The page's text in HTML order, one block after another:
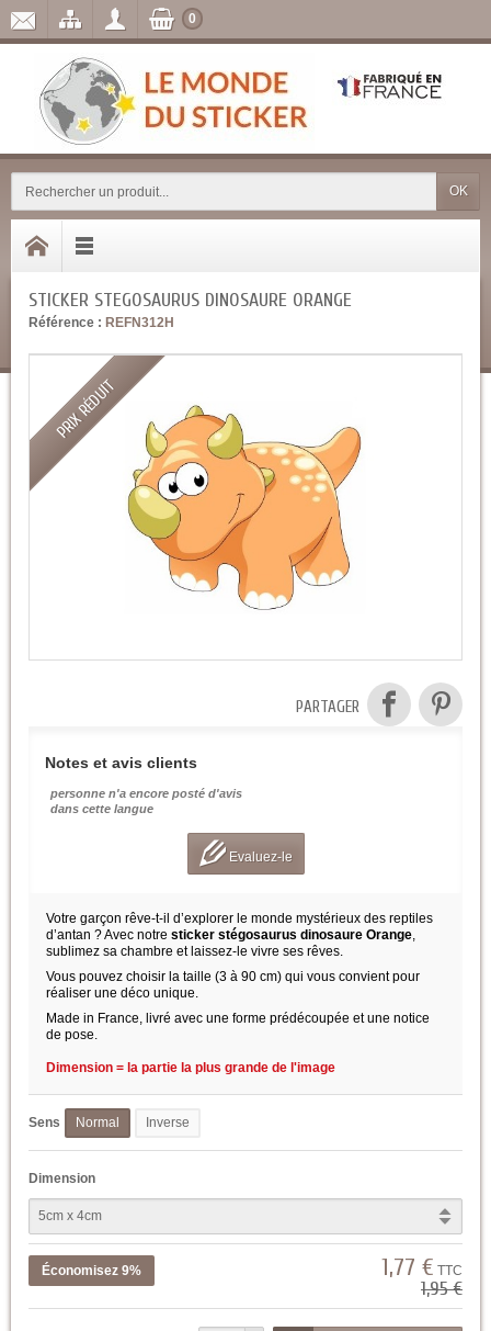
OK
0
STICKER STEGOSAURUS DINOSAURE ORANGE
Référence : REFN312H
PRIX RÉDUIT
PARTAGER
Notes et avis clients
personne n'a encore posté d'avis
dans cette langue
Evaluez-le
Votre garçon rêve-t-il d’explorer le monde mystérieux des reptiles
d’antan ? Avec notre sticker stégosaurus dinosaure Orange,
sublimez sa chambre et laissez-le vivre ses rêves.
Vous pouvez choisir la taille (3 à 90 cm) qui vous convient pour
réaliser une déco unique.
Made in France, livré avec une forme prédécoupée et une notice
de pose.
Dimension = la partie la plus grande de l'image
Sens Normal Inverse
Dimension
Économisez 9% 1,77 € TTC
1,95 €